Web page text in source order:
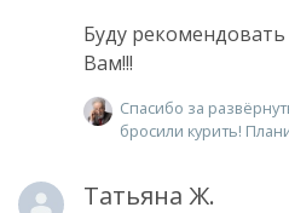
Буду рекомендовать
Вам!!!
Спасибо за
бросили курить!
Татьяна Ж.